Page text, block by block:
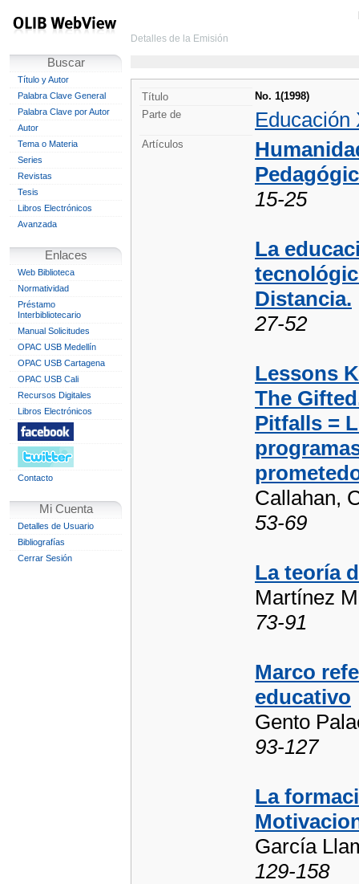
Buscar
Título y Autor
Palabra Clave General
Palabra Clave por Autor
Autor
Tema o Materia
Series
Revistas
Tesis
Libros Electrónicos
Avanzada
Enlaces
Web Biblioteca
Normatividad
Préstamo
Interbibliotecario
Manual Solicitudes
OPAC USB Medellín
OPAC USB Cartagena
OPAC USB Cali
Recursos Digitales
Libros Electrónicos
Contacto
Mi Cuenta
Detalles de Usuario
Bibliografías
Cerrar Sesión
Detalles de la Emisión
Título
No. 1(1998)
Parte de
Educación
Artículos
15-25
La
Distancia.
27-52
Lessons
The
Pitfalls =
Callahan,
53-69
La teoría
Martínez
73-91
Marco
educativo
Gento
93-127
La
García
129-158